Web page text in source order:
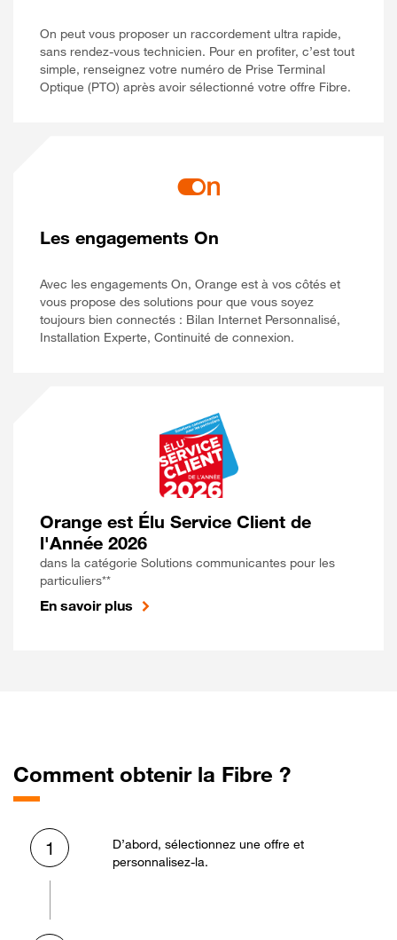
On peut vous proposer un raccordement ultra rapide,
sans rendez-vous technicien. Pour en profiter, c’est tout
simple, renseignez votre numéro de Prise Terminal
Optique (PTO) après avoir sélectionné votre offre Fibre.
Les engagements On
Avec les engagements On, Orange est à vos côtés et
vous propose des solutions pour que vous soyez
toujours bien connectés : Bilan Internet Personnalisé,
Installation Experte, Continuité de connexion.
Orange est Élu Service Client de
l'Année 2026
dans la catégorie Solutions communicantes pour les
particuliers**
En savoir plus
Comment obtenir la Fibre ?
1
D’abord, sélectionnez une offre et
personnalisez-la.